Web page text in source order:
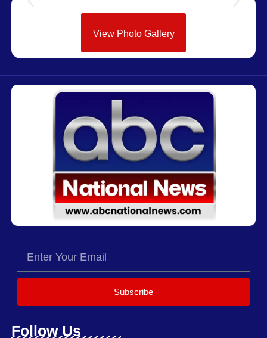
View Photo Gallery
Subscribe
Follow Us